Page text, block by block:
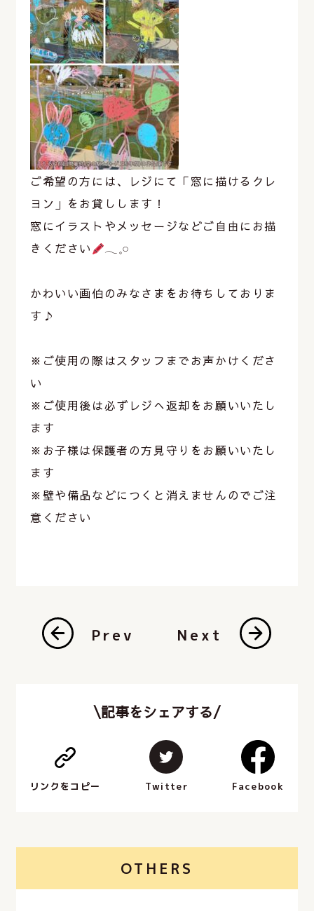
ご希望の方には、レジにて「窓に描けるクレ
ヨン」をお貸しします！
窓にイラストやメッセージなどご自由にお描
きください
𓂃𓈒𓏸
かわいい画伯のみなさまをお待ちしておりま
す♪
※ご使用の際はスタッフまでお声かけくださ
い
※ご使用後は必ずレジへ返却をお願いいたし
ます
※お子様は保護者の方見守りをお願いいたし
ます
※壁や備品などにつくと消えませんのでご注
意ください
Prev Next
\記事をシェアする/
リンクをコピー Twitter Facebook
OTHERS